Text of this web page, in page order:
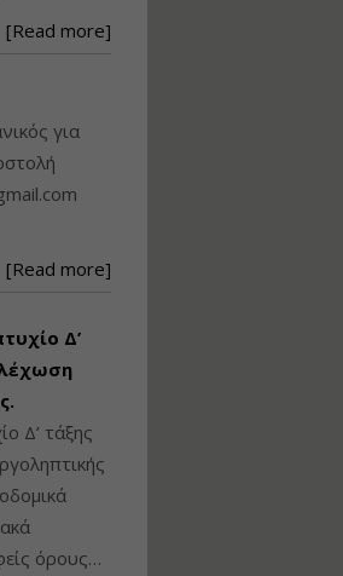
[Read more]
για
[Read more]
Δ’
Δ’ τάξης
όρους…
Στέφανος Τουλόγλου
από: €190.00
12 ώρες
Λάμπρος Κίσσας
από: €130.00
6 ώρες